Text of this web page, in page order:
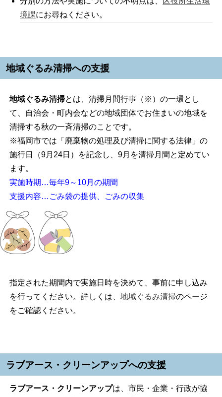
境課にお尋ねください。
地域ぐるみ清掃への支援
地域ぐるみ清掃とは、清掃月間行事（※）の一環とし
て、自治会・町内会などの地域団体でお住まいの地域を
清掃する秋の一斉清掃のことです。
※福岡市では「廃棄物の処理及び清掃に関する法律」の
施行日（9月24日）を記念し、9月を清掃月間と定めてい
ます。
実施時期…毎年9～10月の期間
支援内容…ごみ袋の提供、ごみの収集
指定された期間内で実施日時を決めて、事前に申し込み
を行ってください。詳しくは、 地域ぐるみ清掃のページ
をご確認ください。
ラブアース・クリーンアップへの支援
ラブアース・クリーンアップは、市民・企業・行政が協